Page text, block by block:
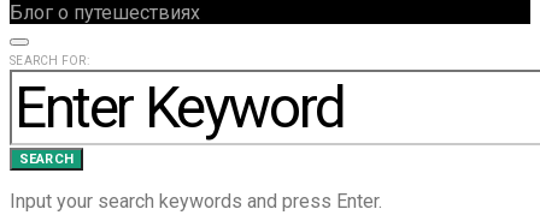
Блог о путешествиях
SEARCH FOR:
SEARCH
Input your search keywords and press Enter.